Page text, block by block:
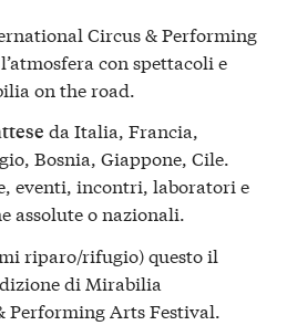
Circus & Performing
con spettacoli e
on the road.
da Italia, Francia,
Bosnia, Giappone, Cile.
eventi, incontri, laboratori e
assolute o nazionali.
riparo/rifugio) questo il
di Mirabilia
Performing Arts Festival.